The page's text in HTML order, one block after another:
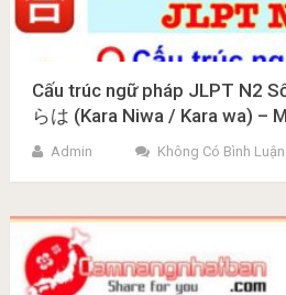
Cấu trúc ngữ pháp JLPT N2
らは (Kara Niwa / Kara wa) –
Admin Không Có Bình Luận